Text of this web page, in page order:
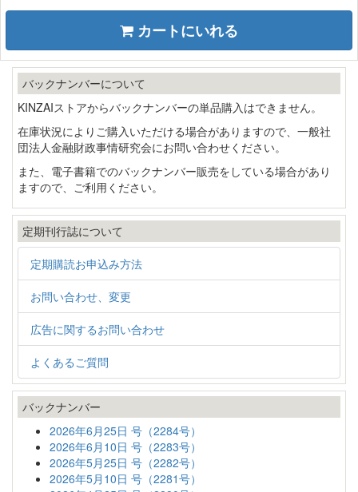
カートにいれる
バックナンバーについて
KINZAIストアからバックナンバーの単品購入はできません。
在庫状況によりご購入いただける場合がありますので、一般社
団法人金融財政事情研究会にお問い合わせください。
また、電子書籍でのバックナンバー販売をしている場合があり
ますので、ご利用ください。
定期刊行誌について
定期購読お申込み方法
お問い合わせ、変更
広告に関するお問い合わせ
よくあるご質問
バックナンバー
2026年6月25日 号（2284号）
2026年6月10日 号（2283号）
2026年5月25日 号（2282号）
2026年5月10日 号（2281号）